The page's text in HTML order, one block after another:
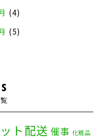
(4)
(5)
(4)
ト配送 催事 化粧品